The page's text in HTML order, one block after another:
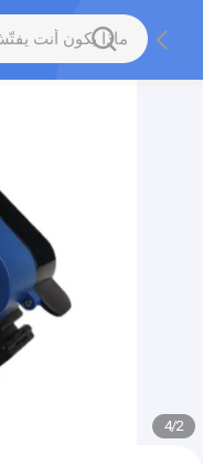
2
/
4